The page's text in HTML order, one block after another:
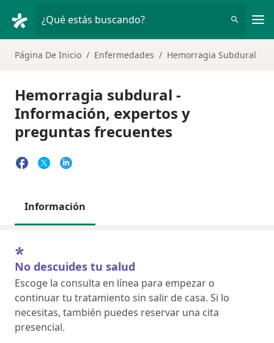
¿Qué estás buscando?
Página De Inicio Enfermedades Hemorragia Subdural
Hemorragia subdural -
Información, expertos y
preguntas frecuentes
Información
No descuides tu salud
Escoge la consulta en línea para empezar o
continuar tu tratamiento sin salir de casa. Si lo
necesitas, también puedes reservar una cita
presencial.